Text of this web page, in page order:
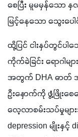
စေပြီး မူမမှန်သော
မြင့်နေသော သွေးပ
ထို့ပြင် ငါးနှပ်တွင်ပ
ကိုက်ခဲခြင်း ရောဂါ
အတွက် DHA ဓာတ်
ဦးနှောက်ကို ဖွံ့ဖြိုးစေ
လေ့လာစမ်းသပ်မှုမျာ
depression မျိုးနှ